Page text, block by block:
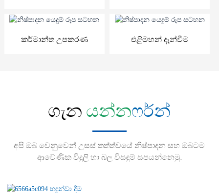
කර්මාන්ත උපකරණ එළිමහන් දැන්වීම
ගැන යන්නෆර්න්
අපි ඔබ වෙනුවෙන් උසස් තත්ත්වයේ නිෂ්පාදන සහ ඔබටම
ආවේණික විදුලි හා බල විසඳුම් සපයන්නෙමු.